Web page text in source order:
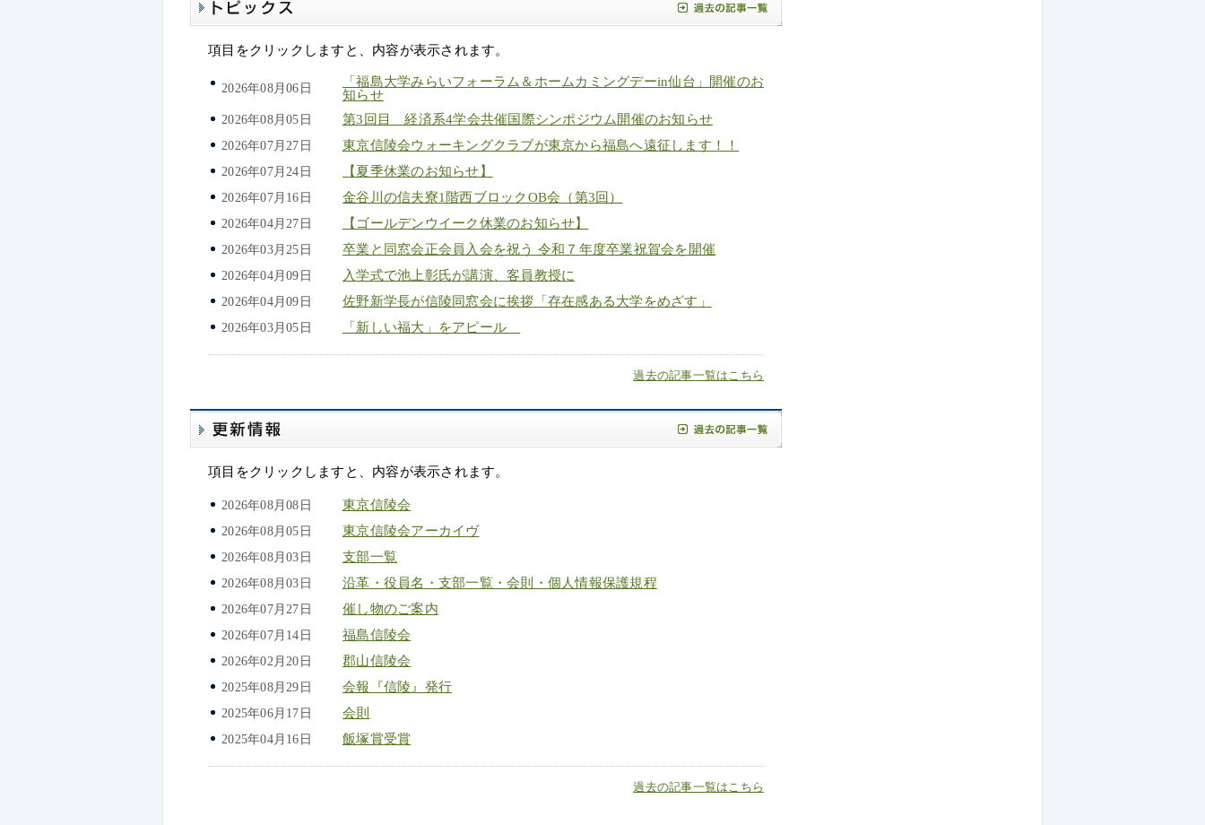
項目をクリックしますと、内容が表示されます。
2026年08月06日
「福島大学みらいフォーラム＆ホームカミングデーin仙台」開催のお
知らせ
2026年08月05日 第3回目 経済系4学会共催国際シンポジウム開催のお知らせ
2026年07月27日 東京信陵会ウォーキングクラブが東京から福島へ遠征します！！
2026年07月24日 【夏季休業のお知らせ】
2026年07月16日 金谷川の信夫寮1階西ブロックOB会（第3回）
2026年04月27日 【ゴールデンウイーク休業のお知らせ】
2026年03月25日 卒業と同窓会正会員入会を祝う 令和７年度卒業祝賀会を開催
2026年04月09日 入学式で池上彰氏が講演、客員教授に
2026年04月09日 佐野新学長が信陵同窓会に挨拶「存在感ある大学をめざす」
2026年03月05日 「新しい福大」をアピール
過去の記事一覧はこちら
項目をクリックしますと、内容が表示されます。
2026年08月08日 東京信陵会
2026年08月05日 東京信陵会アーカイヴ
2026年08月03日 支部一覧
2026年08月03日 沿革・役員名・支部一覧・会則・個人情報保護規程
2026年07月27日 催し物のご案内
2026年07月14日 福島信陵会
2026年02月20日 郡山信陵会
2025年08月29日 会報『信陵』発行
2025年06月17日 会則
2025年04月16日 飯塚賞受賞
過去の記事一覧はこちら